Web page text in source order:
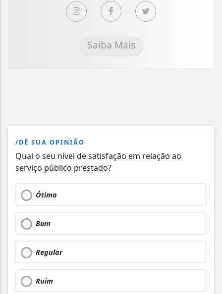
Saiba Mais
/DÊ SUA OPINIÃO
Qual o seu nível de satisfação em relação ao
serviço público prestado?
Ótimo
Bom
Regular
Ruim